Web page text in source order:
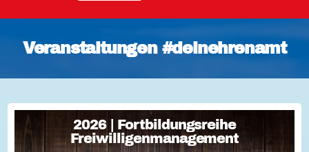
Veranstaltungen #deinehrenamt
2026 | Fortbildungsreihe
Freiwilligenmanagement
2026 | Fortbildungsreihe
Freiwilligenmanagement